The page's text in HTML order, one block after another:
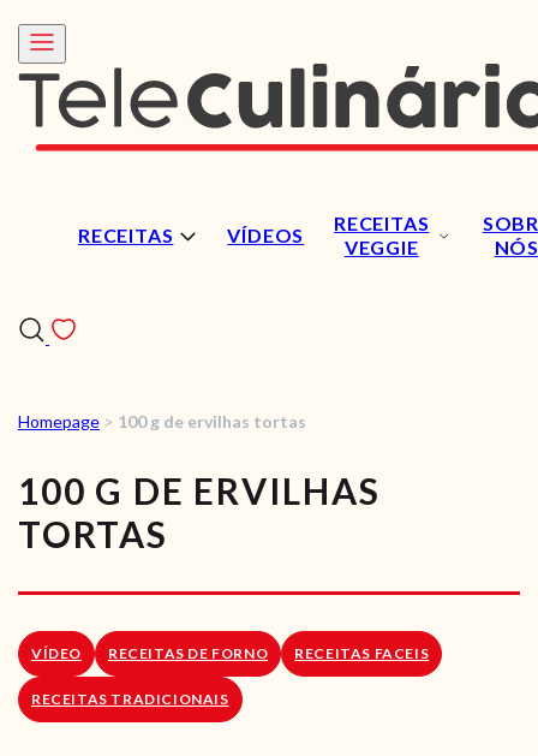
RECEITAS VÍDEOS
RECEITAS
VEGGIE
NÓS
RECEITAS
VÍDEOS
LOJA ONLINE
Homepage > 100 g de ervilhas tortas
100 G DE ERVILHAS
TORTAS
VÍDEO RECEITAS DE FORNO RECEITAS FACEIS
RECEITAS TRADICIONAIS